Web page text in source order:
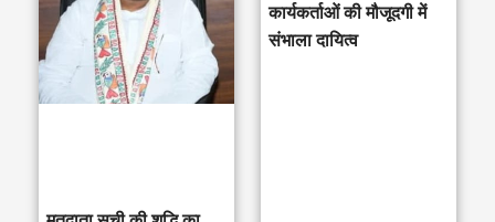
कार्यकर्ताओं की मौजूदगी में
संभाला दायित्व